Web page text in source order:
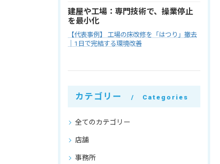
建屋や工場：専門技術で、操業停止
を最小化
【代表事例】 工場の床改修を「はつり」撤去
｜1日で完結する環境改善
カテゴリー Categories
全てのカテゴリー
店舗
事務所